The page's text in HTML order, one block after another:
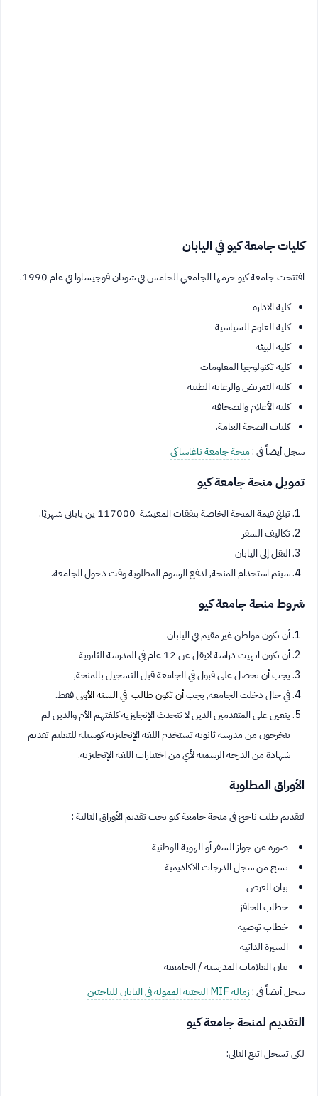
كليات جامعة كيو في اليابان
افتتحت جامعة كيو حرمها الجامعي الخامس في شونان فوجيساوا في عام 1990.
كلية الادارة
كلية العلوم السياسية
كلية البيئة
كلية تكنولوجيا المعلومات
كلية التمريض والرعاية الطبية
كلية الأعلام والصحافة
كليات الصحة العامة.
سجل أيضاً في :منحة جامعة ناغاساكي
تمويل منحة جامعة كيو
تبلغ قيمة المنحة الخاصة بنفقات المعيشة 117000 ين ياباني شهريًا.
تكاليف السفر
النقل إلى اليابان
سيتم استخدام المنحة, لدفع الرسوم المطلوبة وقت دخول الجامعة.
شروط منحة جامعة كيو
أن تكون مواطن غير مقيم في اليابان
أن تكون انهيت دراسة لايقل عن 12 عام في المدرسة الثانوية
يجب أن تحصل على قبول في الجامعة قبل التسجيل بالمنحة,
في حال دخلت الجامعة, يجبأن تكون طالب في السنة الأولىفقط.
يتعين على المتقدمين الذين لا تتحدث الإنجليزية كلغتهم الأم والذين لم
يتخرجون من مدرسة ثانوية تستخدم اللغة الإنجليزية كوسيلة للتعليم تقديم
شهادة من الدرجة الرسمية لأي من اختبارات اللغة الإنجليزية.
الأوراق المطلوبة
لتقديم طلب ناجح في منحة جامعة كيو يجب تقديم الأوراق التالية :
صورة عن جواز السفر أو الهوية الوطنية
نسخ من سجل الدرجات الاكاديمية
بيان الغرض
خطاب الحافز
خطاب توصية
السيرة الذاتية
بيان العلامات المدرسية / الجامعية
سجل أيضاً في :زمالة MIF البحثية الممولة في اليابان للباحثين
التقديم لمنحة جامعة كيو
لكي تسجل اتبع التالي: